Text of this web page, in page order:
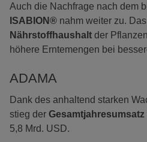
Auch die Nachfrage nach dem
ISABION® nahm weiter zu.
Nährstoffhaushalt der
höhere Erntemengen bei
ADAMA
Dank des anhaltend starken
stieg der Gesamtjahresumsatz
5,8 Mrd. USD.